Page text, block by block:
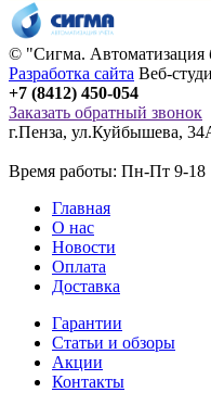
© "Сигма. Автоматизация
Разработка сайта Веб-
+7 (8412) 450-054
Заказать обратный звонок
г.Пенза, ул.Куйбышева,
Время работы: Пн-Пт 9-18
Главная
О нас
Новости
Оплата
Доставка
Гарантии
Статьи и обзоры
Акции
Контакты